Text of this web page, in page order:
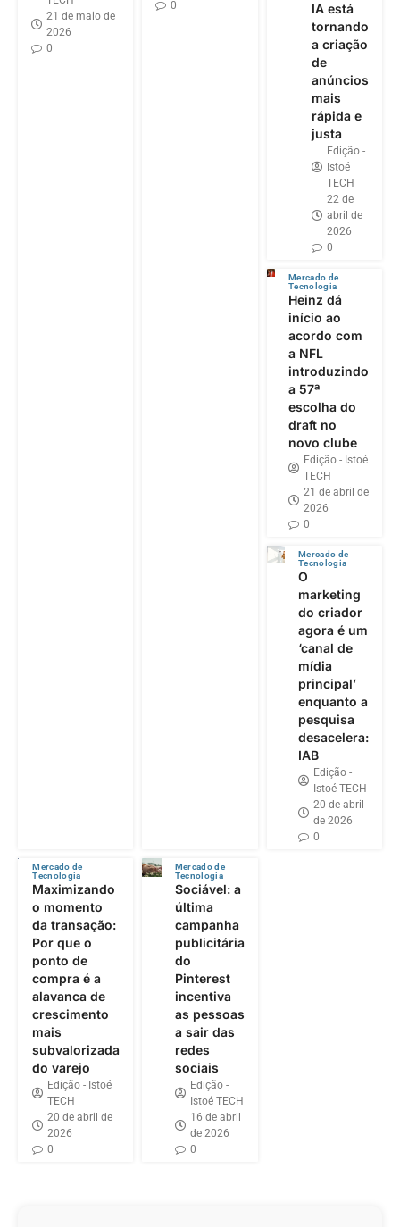
21 de maio de
2026
0
0
IA está
tornando
a criação
de
anúncios
mais
rápida e
justa
Edição -
Istoé
TECH
22 de
abril de
2026
0
Mercado de
Tecnologia
Heinz dá
início ao
acordo com
a NFL
introduzindo
a 57ª
escolha do
draft no
novo clube
Edição - Istoé
TECH
21 de abril de
2026
0
Mercado de
Tecnologia
O
marketing
do criador
agora é um
‘canal de
mídia
principal’
enquanto a
pesquisa
desacelera:
IAB
Edição -
Istoé TECH
20 de abril
de 2026
0
Mercado de
Tecnologia
Maximizando
o momento
da transação:
Por que o
ponto de
compra é a
alavanca de
crescimento
mais
subvalorizada
do varejo
Edição - Istoé
TECH
20 de abril de
2026
0
Mercado de
Tecnologia
Sociável: a
última
campanha
publicitária
do
Pinterest
incentiva
as pessoas
a sair das
redes
sociais
Edição -
Istoé TECH
16 de abril
de 2026
0